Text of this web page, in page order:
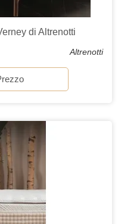
di Altrenotti
Altrenotti